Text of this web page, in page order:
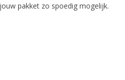
pakket zo spoedig mogelijk.